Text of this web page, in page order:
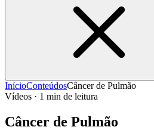
InícioConteúdosCâncer de Pulmão
Vídeos · 1 min de leitura
Câncer de Pulmão